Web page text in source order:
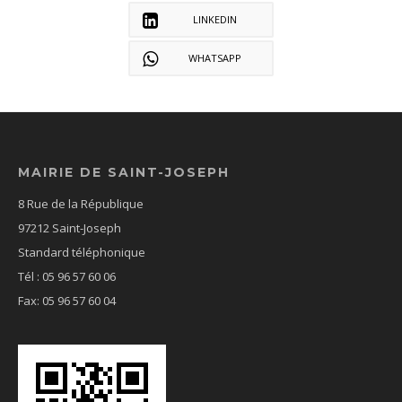
LINKEDIN
WHATSAPP
MAIRIE DE SAINT-JOSEPH
8 Rue de la République
97212 Saint-Joseph
Standard téléphonique
Tél : 05 96 57 60 06
Fax: 05 96 57 60 04